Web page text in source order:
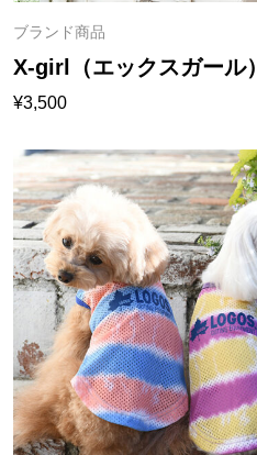
ブランド商品
X-girl（エックスガール
ットオーバルロゴフーデ
¥3,500